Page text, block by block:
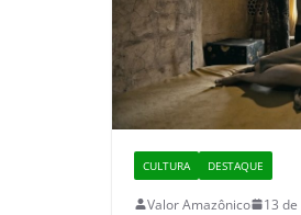
CULTURA DESTAQUE
Valor Amazônico 13